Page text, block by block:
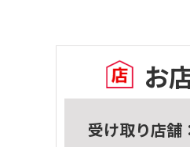
お
受け取り店舗